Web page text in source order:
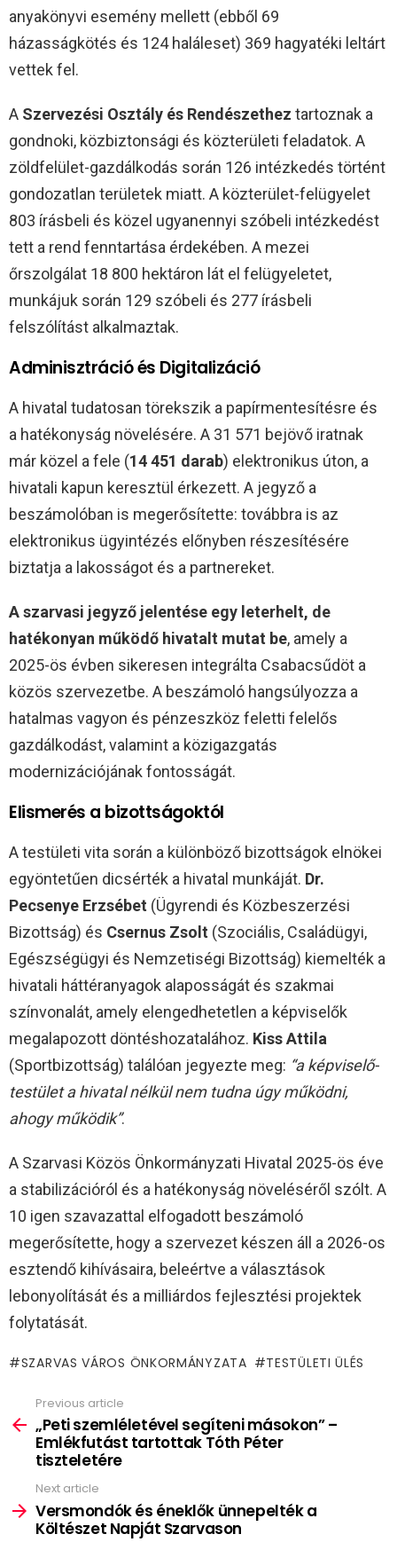
anyakönyvi esemény mellett (ebből 69
házasságkötés és 124 haláleset) 369 hagyatéki leltárt
vettek fel.
A Szervezési Osztály és Rendészethez tartoznak a
gondnoki, közbiztonsági és közterületi feladatok. A
zöldfelület-gazdálkodás során 126 intézkedés történt
gondozatlan területek miatt. A közterület-felügyelet
803 írásbeli és közel ugyanennyi szóbeli intézkedést
tett a rend fenntartása érdekében. A mezei
őrszolgálat 18 800 hektáron lát el felügyeletet,
munkájuk során 129 szóbeli és 277 írásbeli
felszólítást alkalmaztak.
Adminisztráció és Digitalizáció
A hivatal tudatosan törekszik a papírmentesítésre és
a hatékonyság növelésére. A 31 571 bejövő iratnak
már közel a fele (14 451 darab) elektronikus úton, a
hivatali kapun keresztül érkezett. A jegyző a
beszámolóban is megerősítette: továbbra is az
elektronikus ügyintézés előnyben részesítésére
biztatja a lakosságot és a partnereket.
A szarvasi jegyző jelentése egy leterhelt, de
hatékonyan működő hivatalt mutat be, amely a
2025-ös évben sikeresen integrálta Csabacsűdöt a
közös szervezetbe. A beszámoló hangsúlyozza a
hatalmas vagyon és pénzeszköz feletti felelős
gazdálkodást, valamint a közigazgatás
modernizációjának fontosságát.
Elismerés a bizottságoktól
A testületi vita során a különböző bizottságok elnökei
egyöntetűen dicsérték a hivatal munkáját. Dr.
Pecsenye Erzsébet (Ügyrendi és Közbeszerzési
Bizottság) és Csernus Zsolt (Szociális, Családügyi,
Egészségügyi és Nemzetiségi Bizottság) kiemelték a
hivatali háttéranyagok alaposságát és szakmai
színvonalát, amely elengedhetetlen a képviselők
megalapozott döntéshozatalához. Kiss Attila
(Sportbizottság) találóan jegyezte meg: “a képviselő-
testület a hivatal nélkül nem tudna úgy működni,
ahogy működik”.
A Szarvasi Közös Önkormányzati Hivatal 2025-ös éve
a stabilizációról és a hatékonyság növeléséről szólt. A
10 igen szavazattal elfogadott beszámoló
megerősítette, hogy a szervezet készen áll a 2026-os
esztendő kihívásaira, beleértve a választások
lebonyolítását és a milliárdos fejlesztési projektek
folytatását.
SZARVAS VÁROS ÖNKORMÁNYZATA TESTÜLETI ÜLÉS
more
Previous article
„Peti szemléletével segíteni másokon” –
Emlékfutást tartottak Tóth Péter
tiszteletére
Next article
Versmondók és éneklők ünnepelték a
Költészet Napját Szarvason